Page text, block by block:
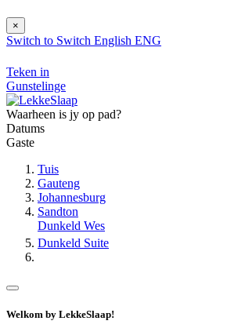
×
Switch to Switch English ENG
Teken in
Gunstelinge
Waarheen is jy op pad?
Datums
Gaste
Tuis
Gauteng
Johannesburg
Sandton
Dunkeld Wes
Dunkeld Suite
Welkom by LekkeSlaap!